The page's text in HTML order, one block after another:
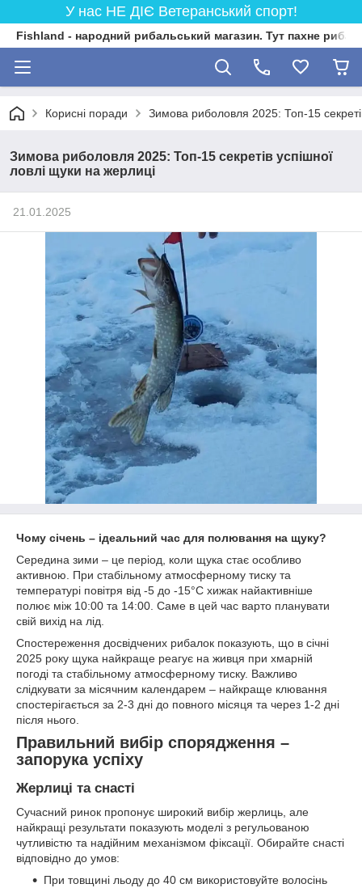
У нас НЕ ДІЄ Ветеранський спорт!
Fishland - народний рибальський магазин. Тут пахне
Корисні поради Зимова риболовля 2025: Топ-15
Зимова риболовля 2025: Топ-15 секретів успішної
ловлі щуки на жерлиці
21.01.2025
Чому січень – ідеальний час для полювання на щуку?
Середина зими – це період, коли щука стає особливо
активною. При стабільному атмосферному тиску та
температурі повітря від -5 до -15°C хижак найактивніше
полює між 10:00 та 14:00. Саме в цей час варто планувати
свій вихід на лід.
Спостереження досвідчених рибалок показують, що в січні
2025 року щука найкраще реагує на живця при хмарній
погоді та стабільному атмосферному тиску. Важливо
слідкувати за місячним календарем – найкраще клювання
спостерігається за 2-3 дні до повного місяця та через 1-2 дні
після нього.
Правильний вибір спорядження –
запорука успіху
Жерлиці та снасті
Сучасний ринок пропонує широкий вибір жерлиць, але
найкращі результати показують моделі з регульованою
чутливістю та надійним механізмом фіксації. Обирайте снасті
відповідно до умов:
При товщині льоду до 40 см використовуйте волосінь